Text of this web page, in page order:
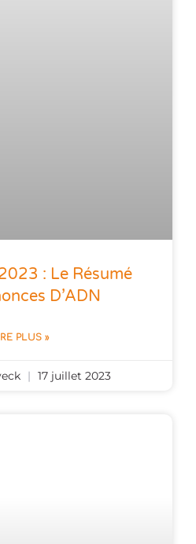
: Le Résumé
D’ADN
PLUS »
17 juillet 2023